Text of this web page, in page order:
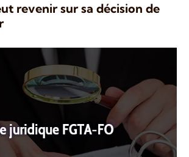
revenir sur sa décision de